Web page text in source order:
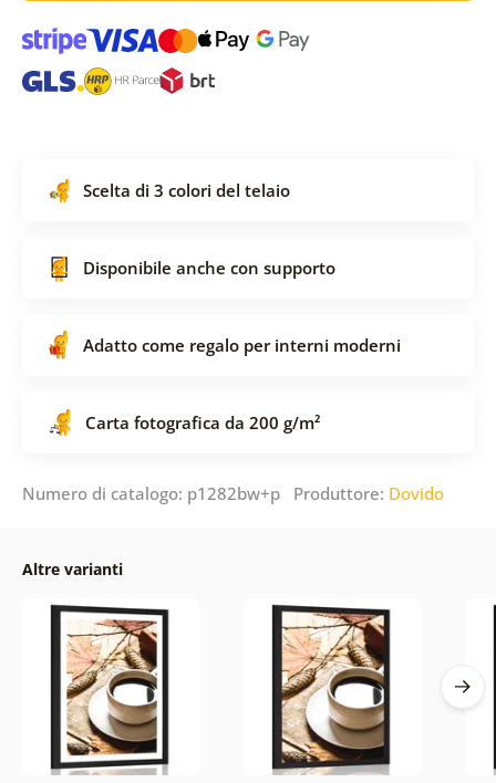
Scelta di 3 colori del telaio
Disponibile anche con supporto
Adatto come regalo per interni moderni
Carta fotografica da 200 g/m²
Numero di catalogo: p1282bw+p Produttore: Dovido
Altre varianti